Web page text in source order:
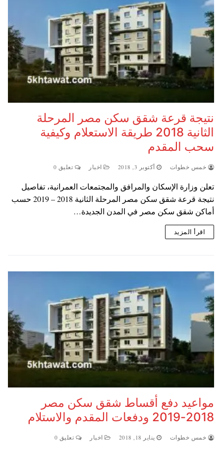
نتيجة قرعة شقق سكن مصر المرحلة
الثانية 2018 طريقة الاستعلام وكيفية
سحب المقدم
خمس خطوات أكتوبر 3, 2018 اخبار تعليق 0
تعلن وزارة الإسكان والمرافق والمجتمعات العمرانية، تفاصيل
نتيجة قرعة شقق سكن مصر المرحلة الثانية 2018 – 2019 حسب
أماكن شقق سكن مصر في المدن الجديدة…
اقرأ المزيد
مواعيد دفع أقساط شقق سكن مصر
2018-2019 ودفعات المقدم والاستلام
خمس خطوات يناير 18, 2018 اخبار تعليق 0